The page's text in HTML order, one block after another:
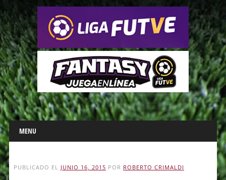
Main menu
Skip
to
content
MENU
PUBLICADO EL JUNIO 16, 2015 POR ROBERTO CRIMALDI